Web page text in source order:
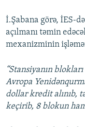
İ.Şabana görə, İES-
açılmanı təmin
mexanizminin
“Stansiyanın
Avropa
dollar kredit alınıb,
keçirib, 8 blokun